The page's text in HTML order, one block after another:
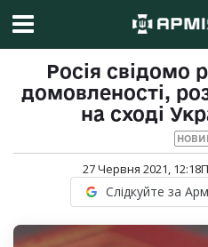
Росія свідомо
домовленості,
на сході
27 Червня 2021, 12:18
Слідкуйте за